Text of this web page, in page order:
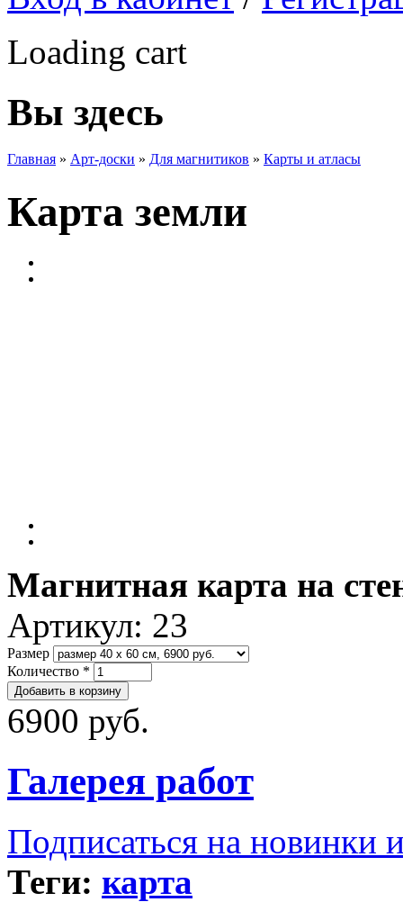
Loading cart
Вы здесь
Главная » Арт-доски » Для магнитиков » Карты и атласы
Карта земли
Магнитная карта на
Артикул: 23
Размер
Количество *
6900 руб.
Галерея работ
Подписаться на новинки
Теги: карта